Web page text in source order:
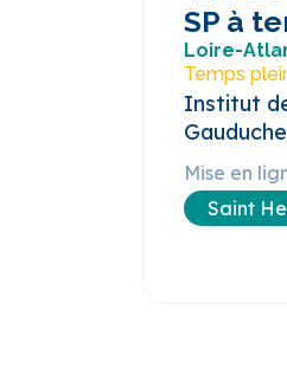
Saint
SP à
Loire-
Temps
Institut
Mise en